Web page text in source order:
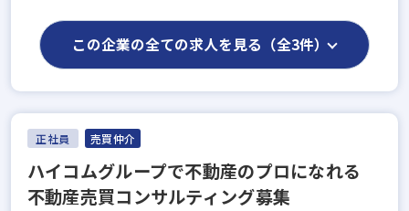
この企業の全ての求人を見る（全3件）
正社員 売買仲介
ハイコムグループで不動産のプロになれる
不動産売買コンサルティング募集